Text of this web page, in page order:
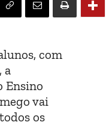
com
a
Ensino
vai
os